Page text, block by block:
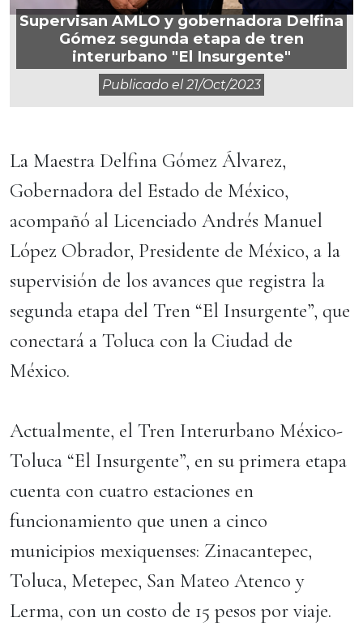
Supervisan AMLO y gobernadora Delfina
Gómez segunda etapa de tren
interurbano "El Insurgente"
Publicado el21/oct/2023
La Maestra Delfina Gómez Álvarez,
Gobernadora del Estado de México,
acompañó al Licenciado Andrés Manuel
López Obrador, Presidente de México, a la
supervisión de los avances que registra la
segunda etapa del Tren “El Insurgente”, que
conectará a Toluca con la Ciudad de
México.
Actualmente, el Tren Interurbano México-
Toluca “El Insurgente”, en su primera etapa
cuenta con cuatro estaciones en
funcionamiento que unen a cinco
municipios mexiquenses: Zinacantepec,
Toluca, Metepec, San Mateo Atenco y
Lerma, con un costo de 15 pesos por viaje.